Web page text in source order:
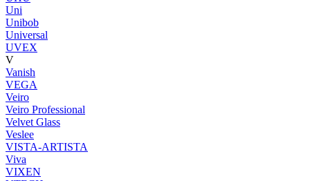
Uni
Unibob
Universal
UVEX
V
Vanish
VEGA
Veiro
Veiro Professional
Velvet Glass
Veslee
VISTA-ARTISTA
Viva
VIXEN